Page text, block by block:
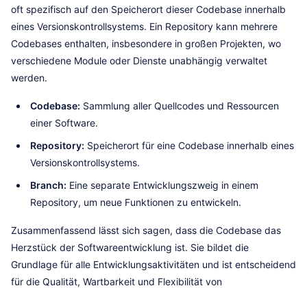
oft spezifisch auf den Speicherort dieser Codebase innerhalb
eines Versionskontrollsystems. Ein Repository kann mehrere
Codebases enthalten, insbesondere in großen Projekten, wo
verschiedene Module oder Dienste unabhängig verwaltet
werden.
Codebase: Sammlung aller Quellcodes und Ressourcen
einer Software.
Repository: Speicherort für eine Codebase innerhalb eines
Versionskontrollsystems.
Branch: Eine separate Entwicklungszweig in einem
Repository, um neue Funktionen zu entwickeln.
Zusammenfassend lässt sich sagen, dass die Codebase das
Herzstück der Softwareentwicklung ist. Sie bildet die
Grundlage für alle Entwicklungsaktivitäten und ist entscheidend
für die Qualität, Wartbarkeit und Flexibilität von